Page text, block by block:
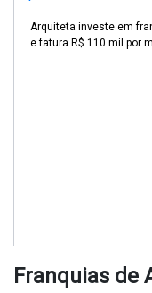
Arquiteta investe em
e fatura R$ 110 mil por
Franquias de